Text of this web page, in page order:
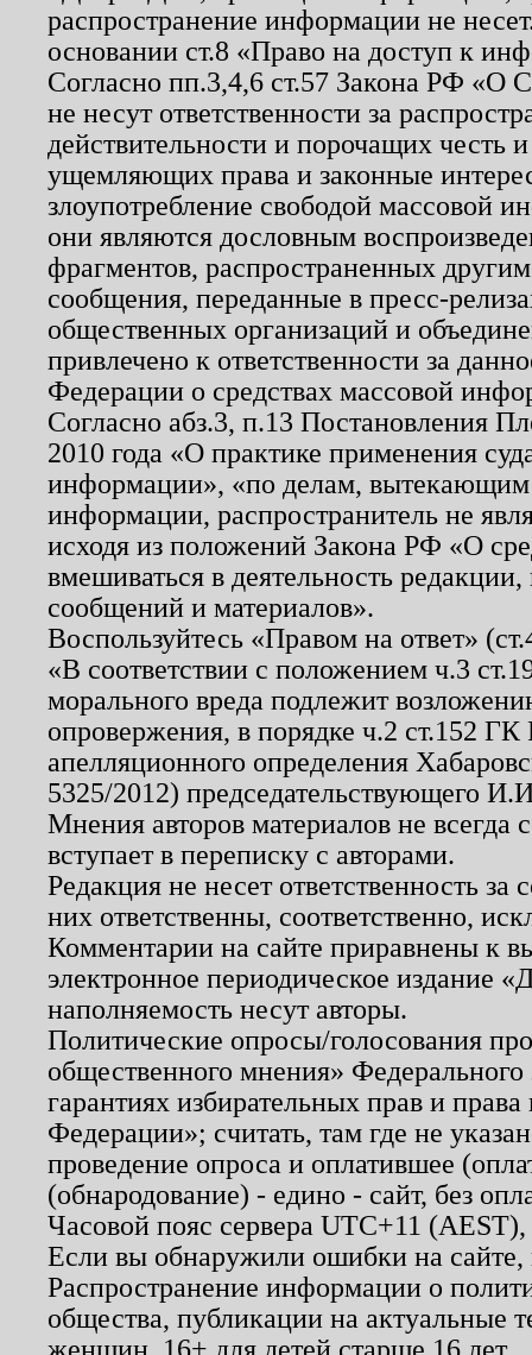
распространение информации не
основании ст.8 «Право на доступ к
Согласно пп.3,4,6 ст.57 Закона РФ «О
не несут ответственности за
действительности и порочащих честь
ущемляющих права и законные
злоупотребление свободой массовой
они являются дословным
фрагментов, распространенных
сообщения, переданные в пресс-
общественных организаций и
привлечено к ответственности за
Федерации о средствах массовой
Согласно абз.3, п.13 Постановления
2010 года «О практике применения
информации», «по делам, вытекающим
информации, распространитель не
исходя из положений Закона РФ «О
вмешиваться в деятельность
сообщений и материалов».
Воспользуйтесь «Правом на ответ»
«В соответствии с положением ч.3
морального вреда подлежит
опровержения, в порядке ч.2 ст.152
апелляционного определения
5325/2012) председательствующего
Мнения авторов материалов не
вступает в переписку с авторами.
Редакция не несет ответственность
них ответственны, соответственно,
Комментарии на сайте приравнены к
электронное периодическое издание
наполняемость несут авторы.
Политические опросы/голосования
общественного мнения»
гарантиях избирательных прав и
Федерации»; считать, там где не
проведение опроса и оплатившее
(обнародование) - едино - сайт, без
Часовой пояс сервера UTC+11
Если вы обнаружили ошибки на
Распространение информации о
общества, публикации на актуальные
женщин. 16+ для детей старше 16 лет.